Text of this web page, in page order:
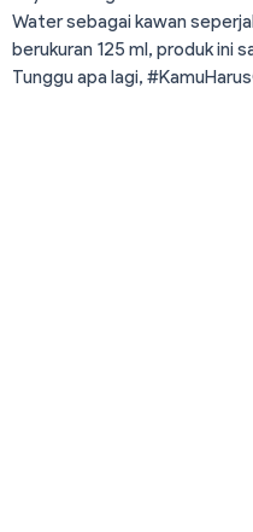
Water sebagai kawan
berukuran 125 ml, produk ini
Tunggu apa lagi,